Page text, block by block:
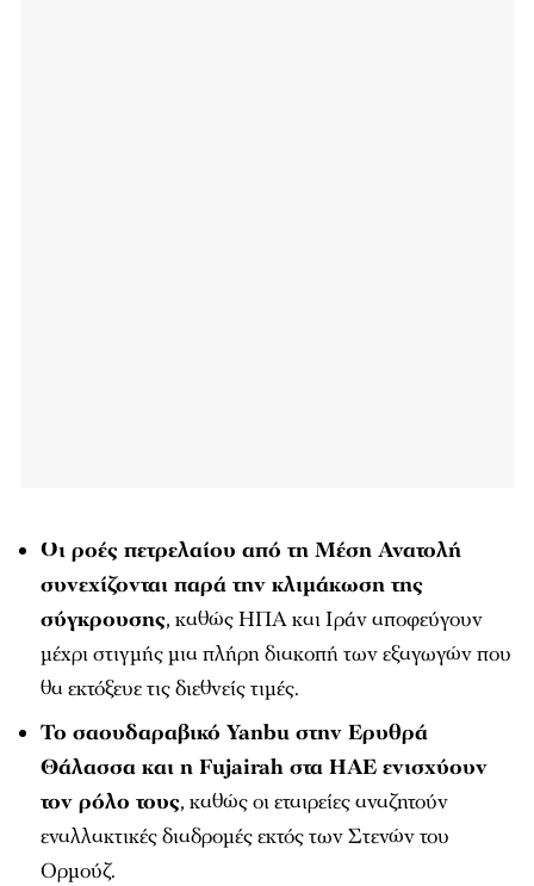
Οι ροές πετρελαίου από τη Μέση Ανατολή
συνεχίζονται παρά την κλιμάκωση της
σύγκρουσης, καθώς ΗΠΑ και Ιράν αποφεύγουν
μέχρι στιγμής μια πλήρη διακοπή των εξαγωγών που
θα εκτόξευε τις διεθνείς τιμές.
Το σαουδαραβικό Yanbu στην Ερυθρά
Θάλασσα και η Fujairah στα ΗΑΕ ενισχύουν
τον ρόλο τους, καθώς οι εταιρείες αναζητούν
εναλλακτικές διαδρομές εκτός των Στενών του
Ορμούζ.